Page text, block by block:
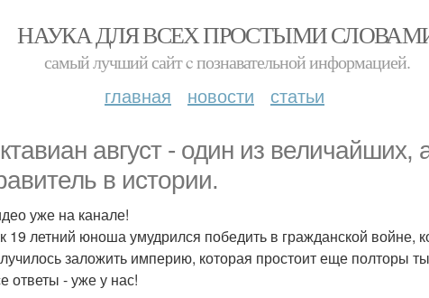
НАУКА ДЛЯ ВСЕХ ПРОСТЫМИ
самый лучший сайт c познавательной информацией.
главная новости статьи
август - один из
в истории.
уже на канале!
19 летний юноша умудрился победить в гражданской войне,
заложить империю, которая простоит еще полторы
ответы - уже у нас!